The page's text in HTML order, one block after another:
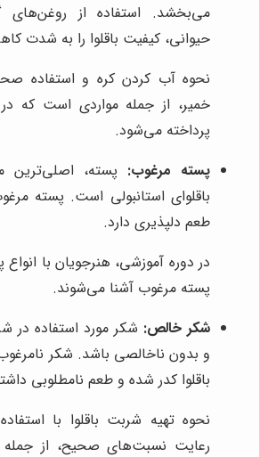
می‌بخشد. استفاده از
حیوانی، کیفیت باقلوا را به شدت
نحوه آب کردن کره و استفاده
خمیر، از جمله مواردی است که
پرداخته می‌شود.
پسته مرغوب: پسته، اصلی‌ترین
باقلوای استانبولی است. پسته
طعم دلپذیری دارد.
در دوره آموزشی، هنرجویان با
پسته مرغوب آشنا می‌شوند.
شکر خالص: شکر مورد استفاده در
و بدون ناخالصی باشد. شکر
باقلوا کدر شده و طعم نامطلوبی
نحوه تهیه شربت باقلوا با
رعایت نسبت‌های صحیح، از